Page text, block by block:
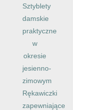
Sztyblety
damskie
praktyczne
w
okresie
jesienno-
zimowym
Rękawiczki
zapewniające